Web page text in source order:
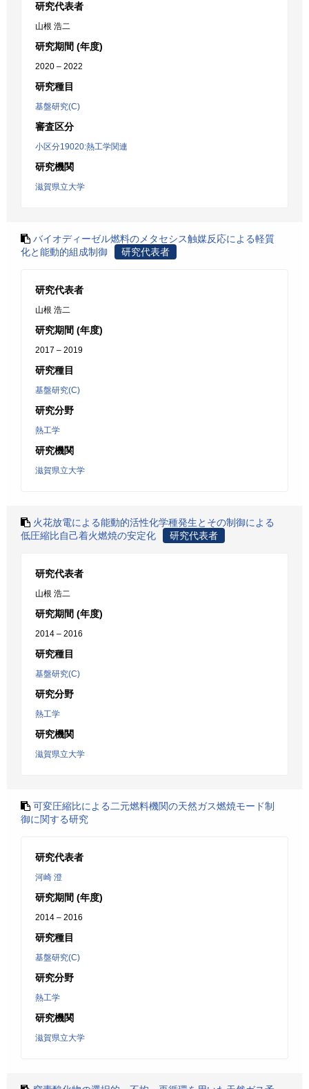
研究代表者
山根 浩二
研究期間 (年度)
2020 – 2022
研究種目
基盤研究(C)
審査区分
小区分19020:熱工学関連
研究機関
滋賀県立大学
バイオディーゼル燃料のメタセシス触媒反応による軽質
化と能動的組成制御
研究代表者
研究代表者
山根 浩二
研究期間 (年度)
2017 – 2019
研究種目
基盤研究(C)
研究分野
熱工学
研究機関
滋賀県立大学
火花放電による能動的活性化学種発生とその制御による
低圧縮比自己着火燃焼の安定化
研究代表者
研究代表者
山根 浩二
研究期間 (年度)
2014 – 2016
研究種目
基盤研究(C)
研究分野
熱工学
研究機関
滋賀県立大学
可変圧縮比による二元燃料機関の天然ガス燃焼モード制
御に関する研究
研究代表者
河崎 澄
研究期間 (年度)
2014 – 2016
研究種目
基盤研究(C)
研究分野
熱工学
研究機関
滋賀県立大学